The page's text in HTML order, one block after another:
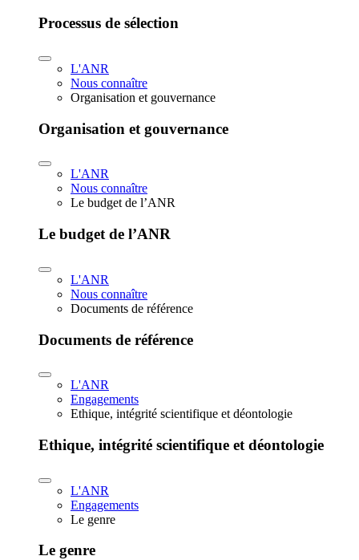
Processus de sélection
L'ANR
Nous connaître
Organisation et gouvernance
Organisation et gouvernance
L'ANR
Nous connaître
Le budget de l’ANR
Le budget de l’ANR
L'ANR
Nous connaître
Documents de référence
Documents de référence
L'ANR
Engagements
Ethique, intégrité scientifique et déontologie
Ethique, intégrité scientifique et déontologie
L'ANR
Engagements
Le genre
Le genre